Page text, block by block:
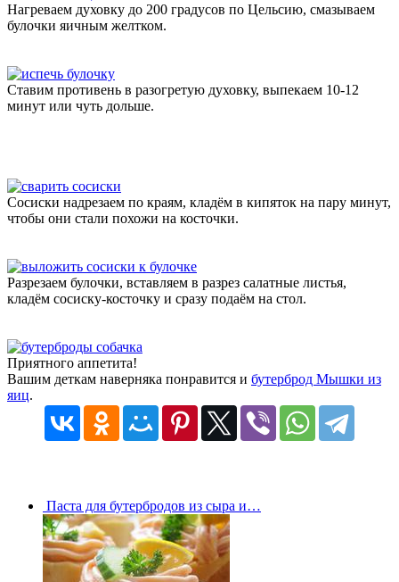
Нагреваем духовку до 200 градусов по Цельсию, смазываем
булочки яичным желтком.
Ставим противень в разогретую духовку, выпекаем 10-12
минут или чуть дольше.
Сосиски надрезаем по краям, кладём в кипяток на пару минут,
чтобы они стали похожи на косточки.
Разрезаем булочки, вставляем в разрез салатные листья,
кладём сосиску-косточку и сразу подаём на стол.
Приятного аппетита!
Вашим деткам наверняка понравится и бутерброд Мышки из
яиц.
Паста для бутербродов из сыра и…